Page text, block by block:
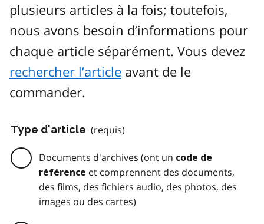
plusieurs articles à la fois; toutefois,
nous avons besoin d’informations pour
chaque article séparément. Vous devez
rechercher l’article avant de le
commander.
Type d'article (requis)
Documents d'archives (ont un code de
référence et comprennent des documents,
des films, des fichiers audio, des photos, des
images ou des cartes)